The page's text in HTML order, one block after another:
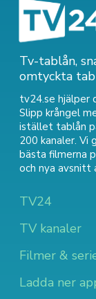
Tv-tablån,
omtyckta
tv24.se hjälper
Slipp krångel
istället tablån
200 kanaler. Vi
bästa filmerna
och nya avsnitt
TV24
TV kanaler
Filmer &
Ladda ner